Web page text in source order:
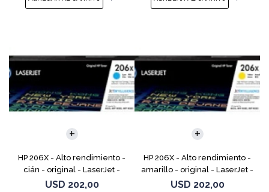
HP 206X - Alto rendimiento -
cián - original - LaserJet -
cartucho de tóner (W2111X) -
USD 202,00
HP 206X - Alto rendimiento -
amarillo - original - LaserJet -
cartucho de tóner (W2112X) -
USD 202,00